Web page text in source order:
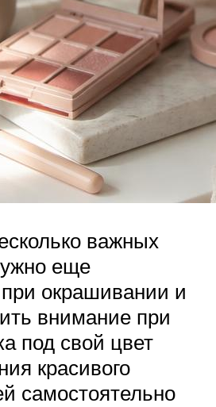
важных
еще
окрашивании и
внимание при
под свой цвет
красивого
самостоятельно